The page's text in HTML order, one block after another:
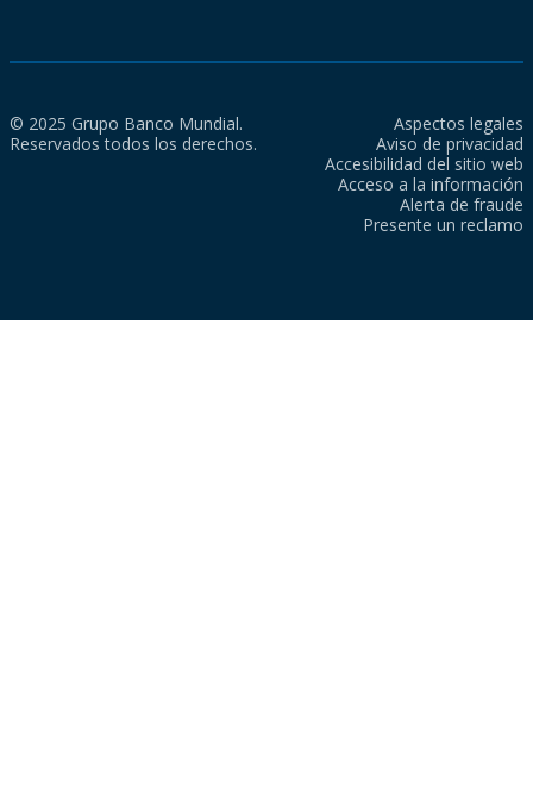
© 2025 Grupo Banco Mundial.
Reservados todos los derechos.
Aspectos legales
Aviso de privacidad
Accesibilidad del sitio web
Acceso a la información
Alerta de fraude
Presente un reclamo